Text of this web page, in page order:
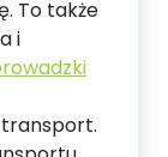
To także
i